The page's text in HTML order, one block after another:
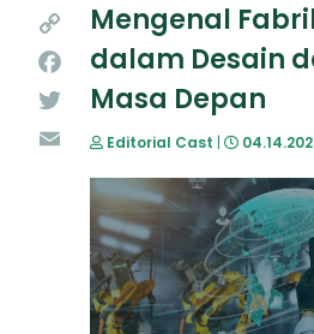
Facebook
Mengenal
dalam Desain
Masa Depan
Editorial Cast |